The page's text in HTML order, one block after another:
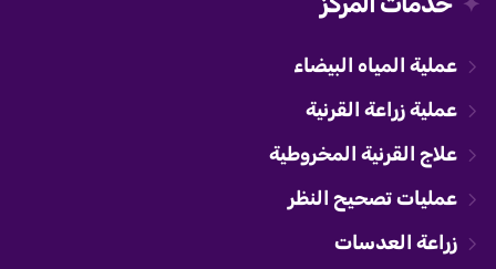
عملية المياه البيضاء
عملية زراعة القرنية
علاج القرنية المخروطية
عمليات تصحيح النظر
زراعة العدسات